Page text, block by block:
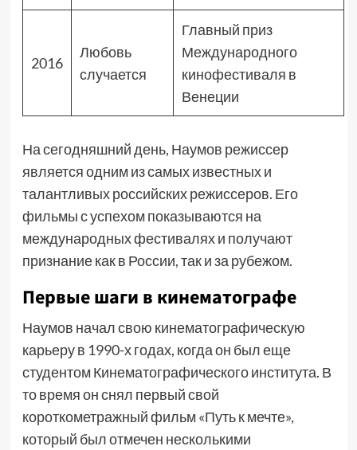
2016
Любовь
случается
Главный приз
Международного
кинофестиваля в
Венеции
На сегодняшний день, Наумов режиссер
является одним из самых известных и
талантливых российских режиссеров. Его
фильмы с успехом показываются на
международных фестивалях и получают
признание как в России, так и за рубежом.
Первые шаги в кинематографе
Наумов начал свою кинематографическую
карьеру в 1990-х годах, когда он был еще
студентом Кинематографического института. В
то время он снял первый свой
короткометражный фильм «Путь к мечте»,
который был отмечен несколькими